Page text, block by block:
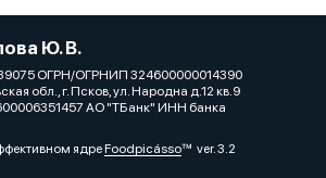
Ю. В.
ОГРН/ОГРНИП 324600000014390
обл., г. Псков, ул. Народна д.12 кв.9
АО "ТБанк" ИНН банка
ядреFoodpicássover. 3.2